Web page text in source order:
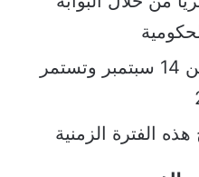
فترة التقديم محددة من 14 سبتمبر وتستمر
الفترة الزمنية